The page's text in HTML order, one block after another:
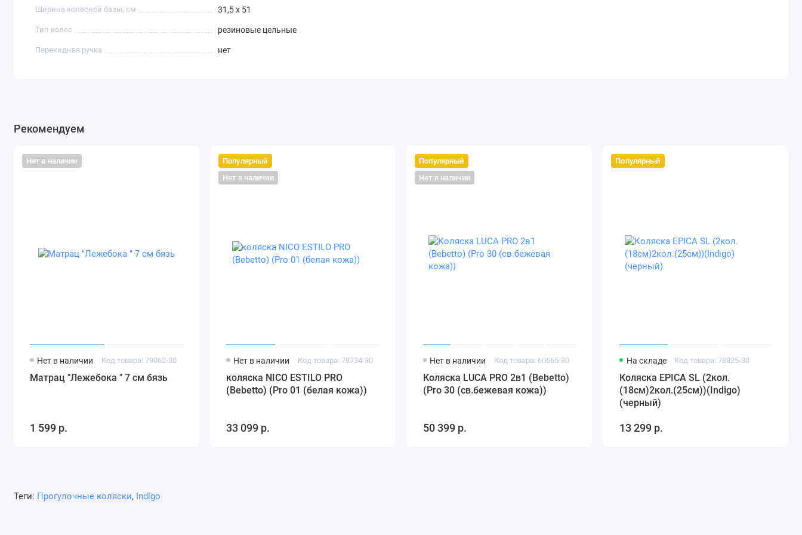
Ширина колесной базы, см 31,5 х 51
Тип колес резиновые цельные
Перекидная ручка нет
Рекомендуем
Нет в наличии
Нет в наличии Код товара: 79062-30
Матрац "Лежебока " 7 см бязь
1 599 р.
Популярный
Нет в наличии
Нет в наличии Код товара: 78734-30
коляска NICO ESTILO PRO
(Bebetto) (Pro 01 (белая кожа))
33 099 р.
Популярный
Нет в наличии
Нет в наличии Код товара: 60665-30
Коляска LUCA PRO 2в1 (Bebetto)
(Pro 30 (св.бежевая кожа))
50 399 р.
Популярный
На складе Код товара: 78825-30
Коляска EPICA SL (2кол.
(18см)2кол.(25см))(Indigo)
(черный)
13 299 р.
Теги: Прогулочные коляски, Indigo